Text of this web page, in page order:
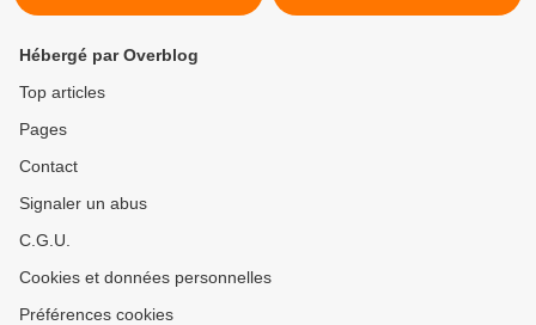
Hébergé par Overblog
Top articles
Pages
Contact
Signaler un abus
C.G.U.
Cookies et données personnelles
Préférences cookies